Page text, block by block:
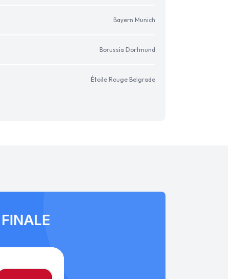
Bayern Munich
Borussia Dortmund
Étoile Rouge Belgrade